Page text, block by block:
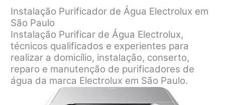
Instalação Purificador de Água Electrolux em
São Paulo
Instalação Purificar de Água Electrolux,
técnicos qualificados e experientes para
realizar a domicílio, instalação, conserto,
reparo e manutenção de purificadores de
água da marca Electrolux em São Paulo.